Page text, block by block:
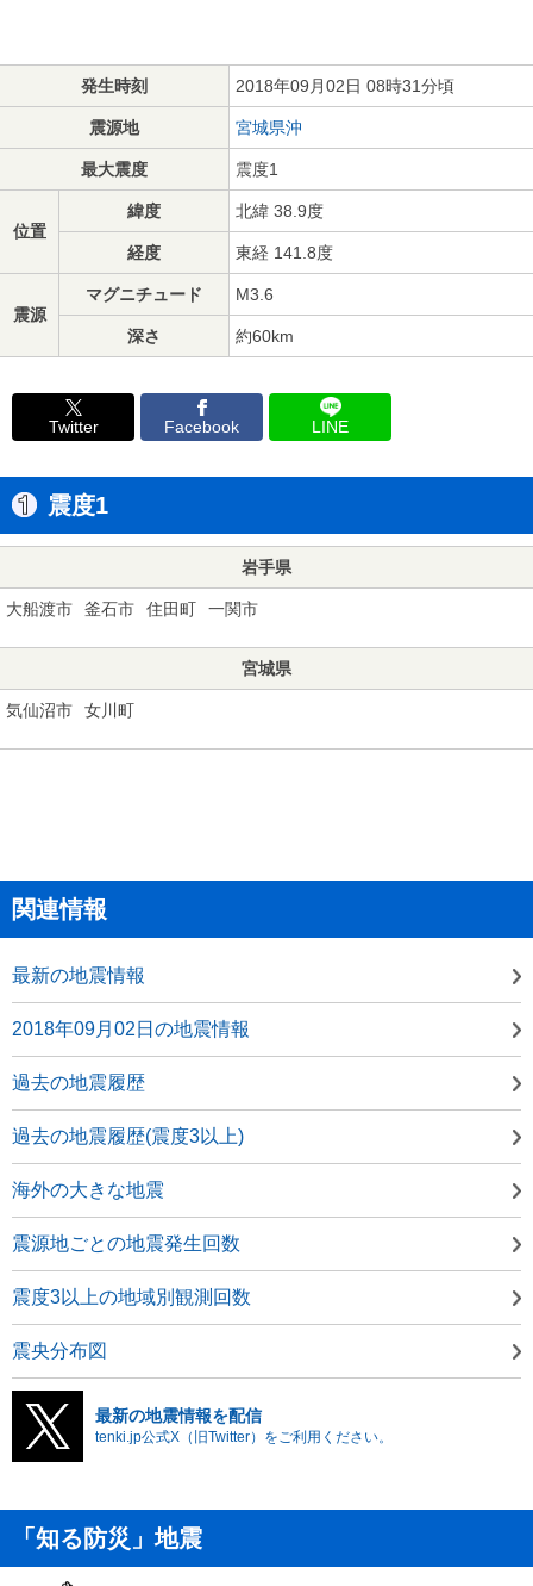
発生時刻 2018年09月02日 08時31分頃
震源地 宮城県沖
最大震度 震度1
位置
緯度 北緯 38.9度
経度 東経 141.8度
震源
マグニチュード M3.6
深さ 約60km
Twitter Facebook LINE
震度1
岩手県
大船渡市 釜石市 住田町 一関市
宮城県
気仙沼市 女川町
関連情報
最新の地震情報
2018年09月02日の地震情報
過去の地震履歴
過去の地震履歴(震度3以上)
海外の大きな地震
震源地ごとの地震発生回数
震度3以上の地域別観測回数
震央分布図
最新の地震情報を配信
tenki.jp公式X（旧Twitter）をご利用ください。
「知る防災」地震